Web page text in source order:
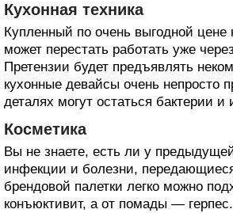
Кухонная техника
Купленный по очень выгодной цене
может перестать работать уже
Претензии будет предъявлять
кухонные девайсы очень непросто
деталях могут остаться бактерии
Косметика
Вы не знаете, есть ли у
инфекции и болезни,
брендовой палетки легко можно
конъюктивит, а от помады —